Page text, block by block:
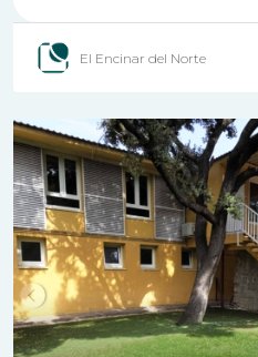
El Encinar del Norte